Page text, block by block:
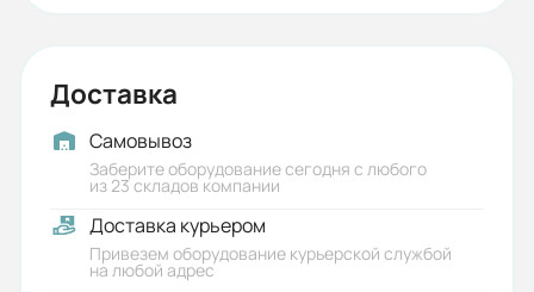
ГНОМ
Мощность двигателя (кВт):
Бренд:
МНЗ
Доставка
Самовывоз
Заберите оборудование сегодня с любого
из 23 складов компании
Доставка курьером
Привезем оборудование курьерской службой
на любой адрес